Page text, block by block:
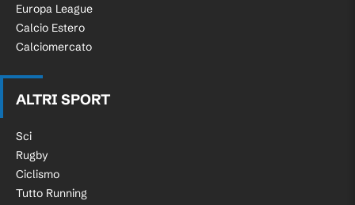
Europa League
Calcio Estero
Calciomercato
ALTRI SPORT
Sci
Rugby
Ciclismo
Tutto Running